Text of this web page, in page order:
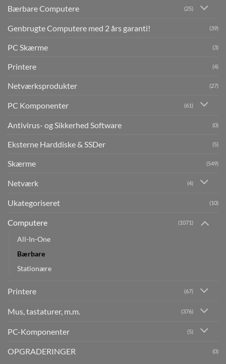
Bærbare Computere (25)
Genbrugte Computere med 2 års garanti! (39)
PC Skærme (3)
Printere (4)
Netværksprodukter (27)
PC Komponenter (61)
Antivirus- og Sikkerhed Software (0)
Eksterne Harddiske & SSDer (5)
Skærme (549)
Netværk (4)
Ukategoriseret (10)
Computere (1071)
All-In-One
Bærbare
Stationære
Printere (67)
Mus, tastaturer, m.m. (376)
PC-Komponenter (5)
OPGRADERINGER (0)